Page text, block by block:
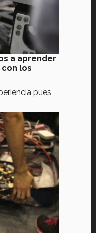
a aprender
los
pues